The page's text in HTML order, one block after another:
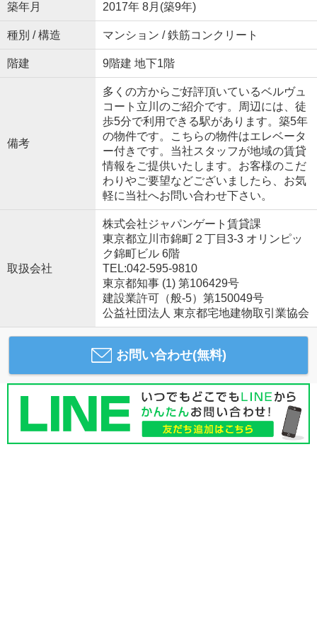
築年月 2017年 8月(築9年)
種別 / 構造 マンション / 鉄筋コンクリート
階建 9階建 地下1階
備考
多くの方からご好評頂いているベルヴュ
コート立川のご紹介です。周辺には、徒
歩5分で利用できる駅があります。築5年
の物件です。こちらの物件はエレベータ
ー付きです。当社スタッフが地域の賃貸
情報をご提供いたします。お客様のこだ
わりやご要望などございましたら、お気
軽に当社へお問い合わせ下さい。
取扱会社
株式会社ジャパンゲート賃貸課
東京都立川市錦町２丁目3-3 オリンピッ
ク錦町ビル 6階
TEL:042-595-9810
東京都知事 (1) 第106429号
建設業許可（般-5）第150049号
公益社団法人 東京都宅地建物取引業協会
お問い合わせ(無料)